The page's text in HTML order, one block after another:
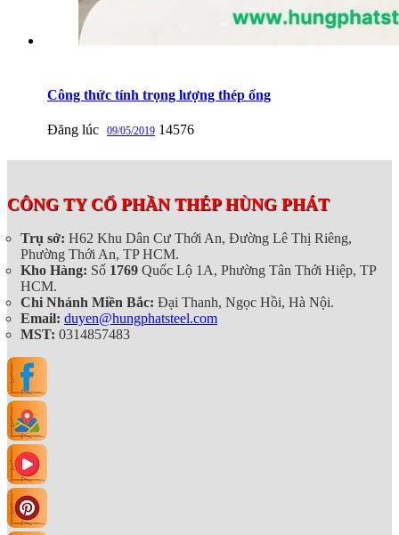
Công thức tính trọng lượng thép ống
Đăng lúc 09/05/2019 14576
CÔNG TY CỔ PHẦN THÉP HÙNG PHÁT
Trụ sở: H62 Khu Dân Cư Thới An, Đường Lê Thị Riêng,
Phường Thới An, TP HCM.
Kho Hàng: Số 1769 Quốc Lộ 1A, Phường Tân Thới Hiệp, TP
HCM.
Chi Nhánh Miền Bắc: Đại Thanh, Ngọc Hồi, Hà Nội.
Email: duyen@hungphatsteel.com
MST: 0314857483